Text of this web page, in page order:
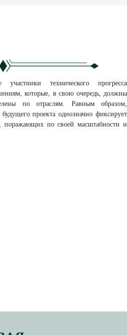
технического прогресса
которые, в свою очередь, должны
по отраслям. Равным образом,
проекта однозначно фиксирует
поражающих по своей масштабности и